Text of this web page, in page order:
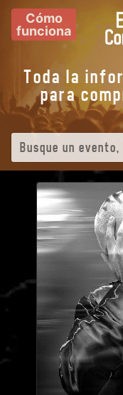
Cómo
funciona
Toda la
para